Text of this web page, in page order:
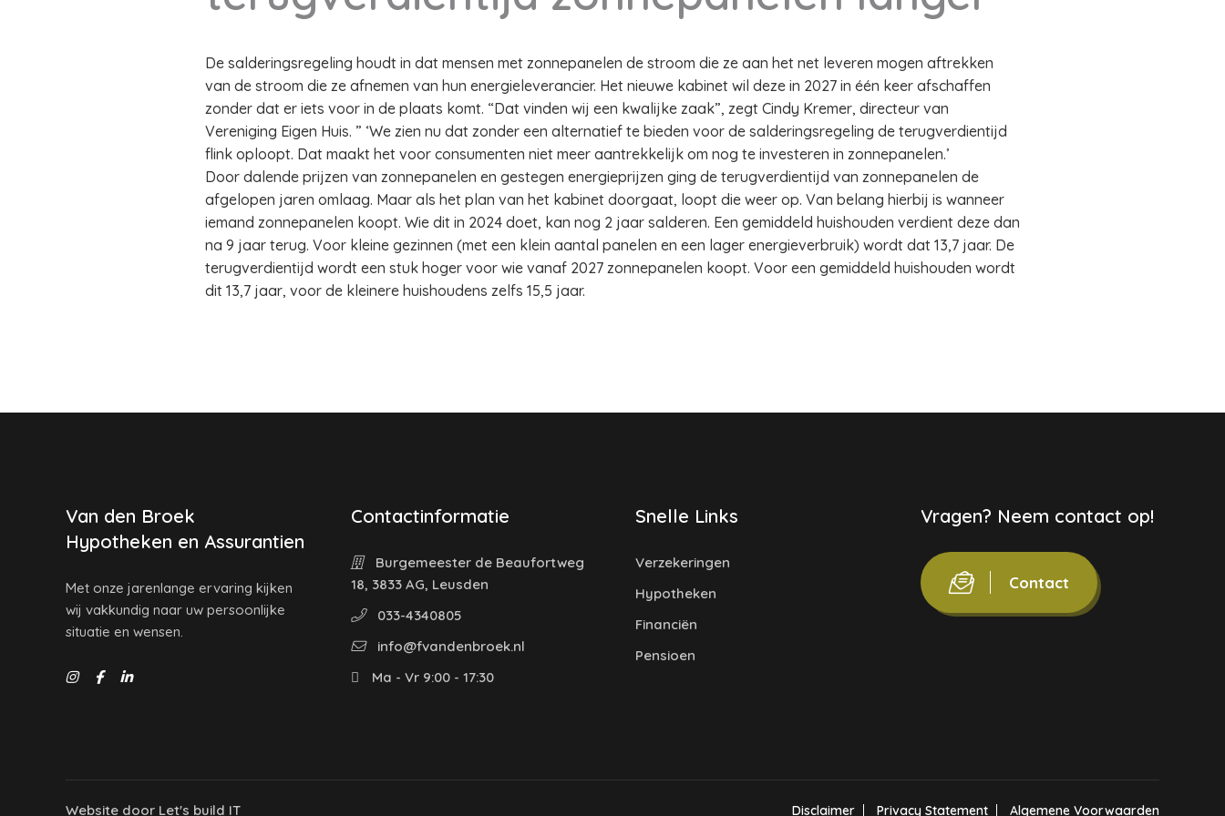
De salderingsregeling houdt in dat mensen met zonnepanelen de stroom die ze aan het net leveren mogen aftrekken
van de stroom die ze afnemen van hun energieleverancier. Het nieuwe kabinet wil deze in 2027 in één keer afschaffen
zonder dat er iets voor in de plaats komt. “Dat vinden wij een kwalijke zaak”, zegt Cindy Kremer, directeur van
Vereniging Eigen Huis. ” ‘We zien nu dat zonder een alternatief te bieden voor de salderingsregeling de terugverdientijd
flink oploopt. Dat maakt het voor consumenten niet meer aantrekkelijk om nog te investeren in zonnepanelen.’
Door dalende prijzen van zonnepanelen en gestegen energieprijzen ging de terugverdientijd van zonnepanelen de
afgelopen jaren omlaag. Maar als het plan van het kabinet doorgaat, loopt die weer op. Van belang hierbij is wanneer
iemand zonnepanelen koopt. Wie dit in 2024 doet, kan nog 2 jaar salderen. Een gemiddeld huishouden verdient deze dan
na 9 jaar terug. Voor kleine gezinnen (met een klein aantal panelen en een lager energieverbruik) wordt dat 13,7 jaar. De
terugverdientijd wordt een stuk hoger voor wie vanaf 2027 zonnepanelen koopt. Voor een gemiddeld huishouden wordt
dit 13,7 jaar, voor de kleinere huishoudens zelfs 15,5 jaar.
Van den Broek
Hypotheken en Assurantien
Met onze jarenlange ervaring kijken
wij vakkundig naar uw persoonlijke
situatie en wensen.
Contactinformatie
Burgemeester de Beaufortweg
18, 3833 AG, Leusden
033-4340805
info@fvandenbroek.nl
Ma - Vr 9:00 - 17:30
Snelle Links
Verzekeringen
Hypotheken
Financiën
Pensioen
Vragen? Neem contact op!
Contact
Website door Let's build IT Disclaimer Privacy Statement Algemene Voorwaarden